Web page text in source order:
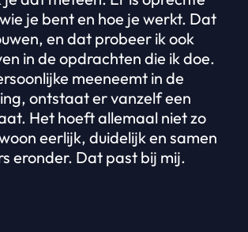
je bent en hoe je werkt. Dat
en dat probeer ik ook
in de opdrachten die ik doe.
meeneemt in de
ontstaat er vanzelf een
Het hoeft allemaal niet zo
eerlijk, duidelijk en samen
eronder. Dat past bij mij.